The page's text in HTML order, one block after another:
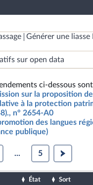
Générer une liasse
sur open data
ci-dessous
sur la proposition
à la protection
n° 2654-A0
des langues
publique)
... 5
État Sort